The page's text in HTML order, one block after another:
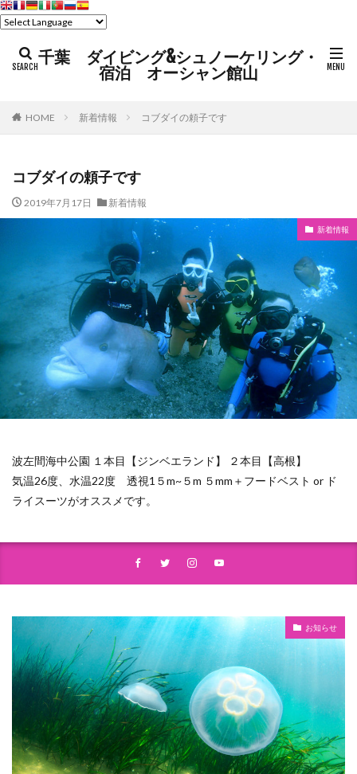
千葉 ダイビング&シュノーケリング・
宿泊 オーシャン館山
HOME 新着情報 コブダイの頼子です
コブダイの頼子です
2019年7月17日 新着情報
新着情報
波左間海中公園 １本目【ジンベエランド】 ２本目【高根】
気温26度、水温22度 透視1５m~５m ５mm＋フードベスト or ド
ライスーツがオススメです。
お知らせ